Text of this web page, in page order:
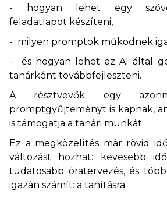
- hogyan lehet egy
feladatlapot készíteni,
- milyen promptok működnek
- és hogyan lehet az AI által
tanárként továbbfejleszteni.
A résztvevők egy
promptgyűjteményt is kapnak,
is támogatja a tanári munkát.
Ez a megközelítés már rövid
változást hozhat: kevesebb
tudatosabb óratervezés, és
igazán számít: a tanításra.